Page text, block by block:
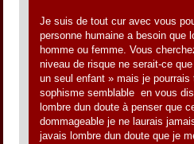
Je suis de tout cur avec vous
personne humaine a besoin que
homme ou femme. Vous
niveau de risque ne serait-ce
un seul enfant » mais je
sophisme semblable en vous
lombre dun doute à penser que
dommageable je ne laurais
javais lombre dun doute que je